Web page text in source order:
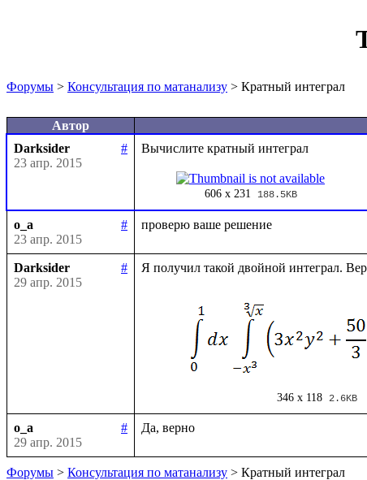
Форумы > Консультация по матанализу > Кратный интеграл
Автор
Darksider
#
23 апр. 2015
606 x 231 188.5KB
o_a
#
23 апр. 2015
Darksider
#
29 апр. 2015
346 x 118 2.6KB
o_a
#
29 апр. 2015
Форумы > Консультация по матанализу > Кратный интеграл